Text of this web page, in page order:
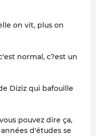
on vit, plus on
normal, c?est un
Diziz qui bafouille
pouvez dire ça,
d'études se